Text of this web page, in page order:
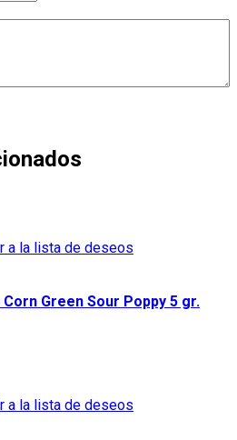
a la lista de deseos
Green Sour Poppy 5 gr.
a la lista de deseos